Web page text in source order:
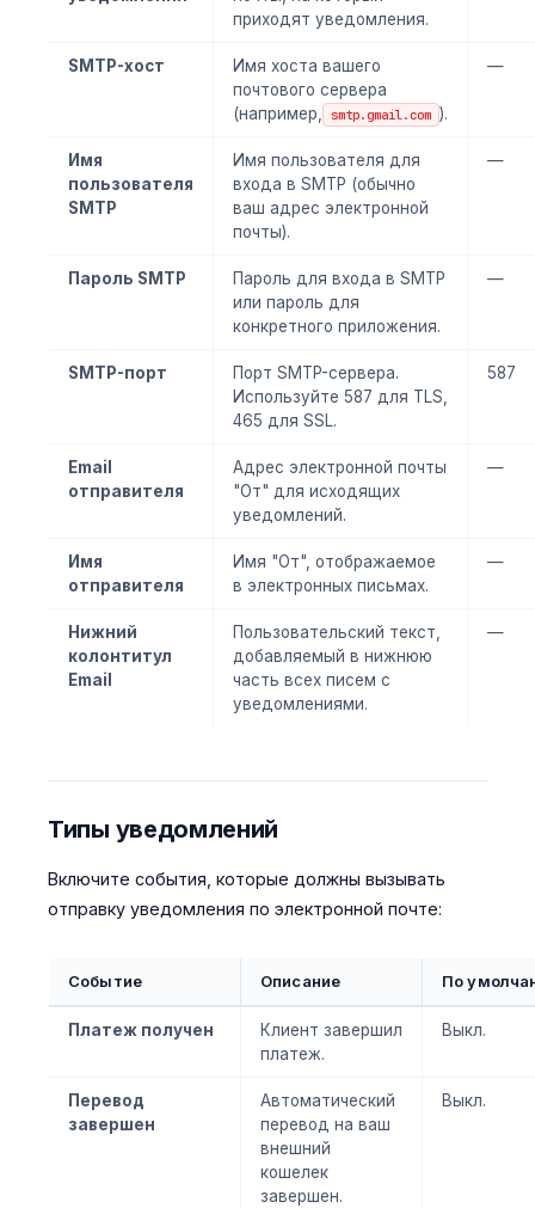
приходят уведомления.
SMTP-хост
Имя хоста вашего
почтового сервера
(например,
smtp.gmail.com ).
—
Имя
пользователя
SMTP
Имя пользователя для
входа в SMTP (обычно
ваш адрес электронной
почты).
—
Пароль SMTP
Пароль для входа в SMTP
или пароль для
конкретного приложения.
—
SMTP-порт
Порт SMTP-сервера.
Используйте 587 для TLS,
465 для SSL.
587
Email
отправителя
Адрес электронной почты
"От" для исходящих
уведомлений.
—
Имя
отправителя
Имя "От", отображаемое
в электронных письмах.
—
Нижний
колонтитул
Email
Пользовательский текст,
добавляемый в нижнюю
часть всех писем с
уведомлениями.
—
Типы уведомлений
Включите события, которые должны вызывать
отправку уведомления по электронной почте:
Событие Описание По
Платеж получен
Клиент завершил
платеж.
Выкл.
Перевод
завершен
Автоматический
перевод на ваш
внешний
кошелек
завершен.
Выкл.